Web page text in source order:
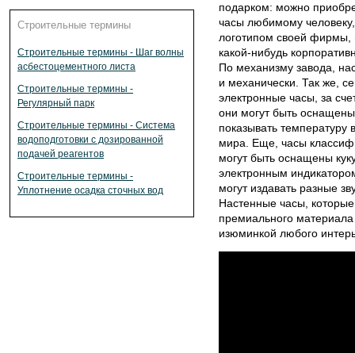
Строительные термины
Строительные термины - Шаг волны
асбестоцементного листа
Строительные термины -
Регулярный парк
Строительные термины - Система
водоподготовки с дозированной
подачей реагентов
Строительные термины -
Уплотнение осадка сточных вод
подарком: можно
часы любимому
логотипом своей фирмы,
какой-нибудь
По механизму завода,
и механически. Так же,
электронные часы, за
они могут быть
показывать температуру
мира. Еще, часы
могут быть оснащены
электронным
могут издавать разные
Настенные часы,
премиального
изюминкой любого